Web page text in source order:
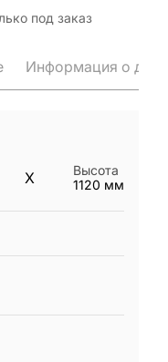
под заказ
Информация о
X
Высота
1120 мм